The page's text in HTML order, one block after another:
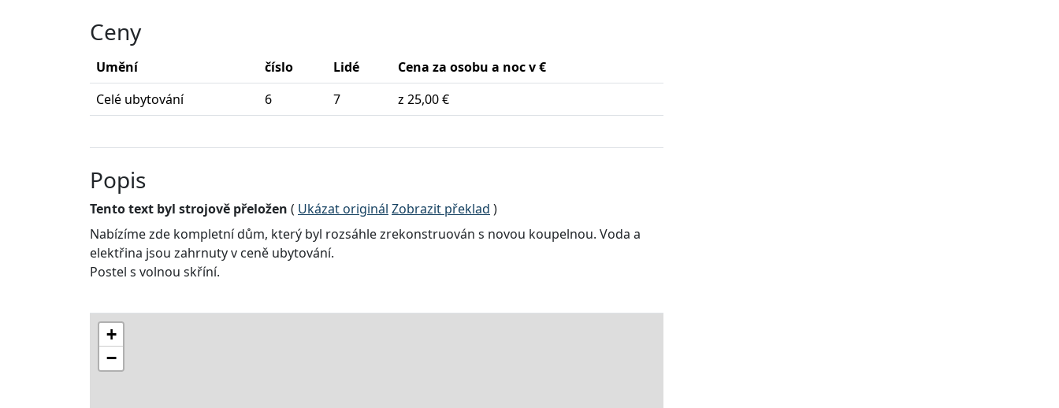
Ceny
Umění číslo Lidé
Cena za osobu a noc v €
Celé ubytování
6 7 z 25,00 €
Popis
Tento text byl strojově přeložen ( Ukázat originál Zobrazit překlad )
Nabízíme zde kompletní dům, který byl rozsáhle zrekonstruován s novou koupelnou. Voda a
elektřina jsou zahrnuty v ceně ubytování.
Postel s volnou skříní.
+
−